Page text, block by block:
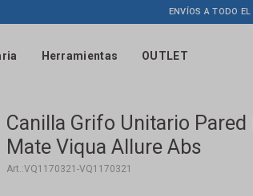
Herramientas OUTLET
ENVÍOS A TODO EL PAÍS
Canilla Grifo Unitario Pared
Mate Viqua Allure Abs
VQ1170321-VQ1170321